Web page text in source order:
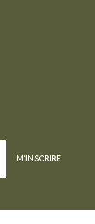
M’INSCRIRE